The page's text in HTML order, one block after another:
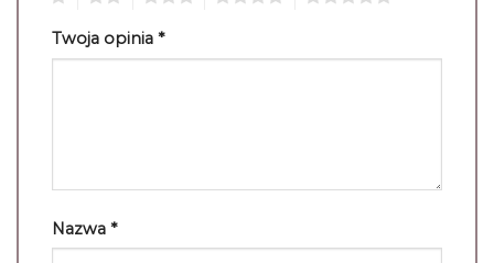
Twoja opinia *
Nazwa *